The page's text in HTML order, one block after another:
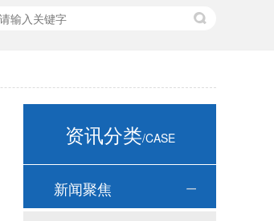
资讯分类/CASE
新闻聚焦